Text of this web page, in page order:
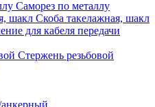
Саморез по металлу
Скоба такелажная, шакл
для кабеля передачи
Стержень резьбовой